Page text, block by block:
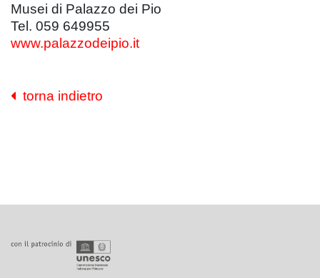
Musei di Palazzo dei Pio
Tel. 059 649955
www.palazzodeipio.it
torna indietro